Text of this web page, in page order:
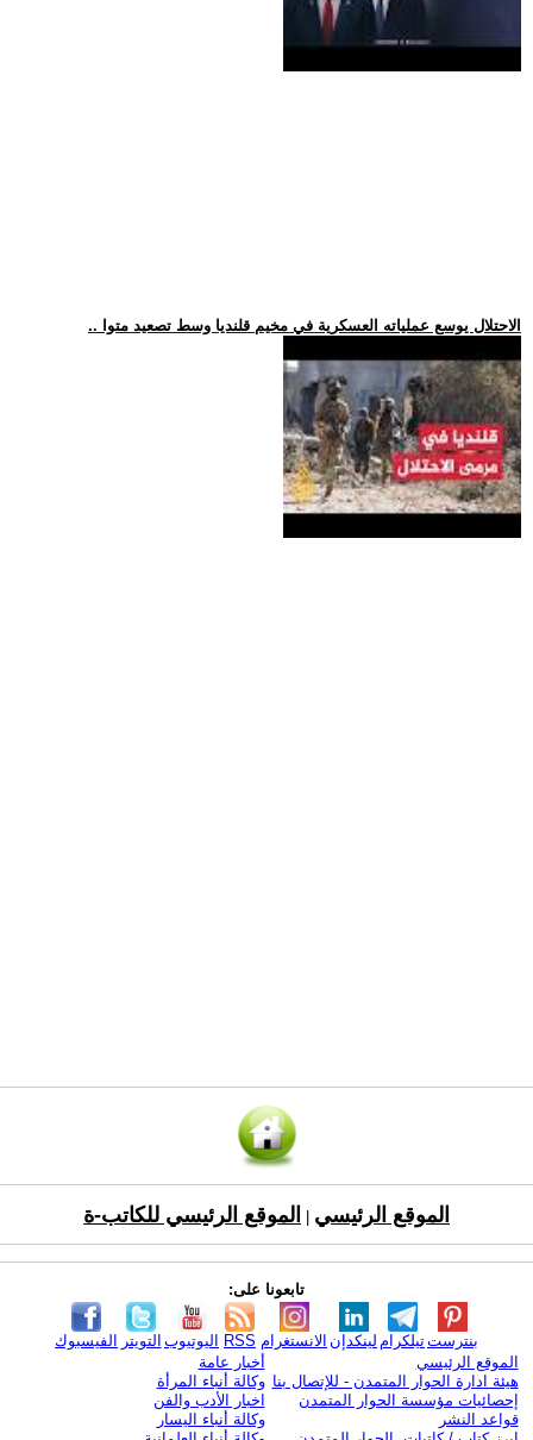
.. الاحتلال يوسع عملياته العسكرية في مخيم قلنديا وسط تصعيد متوا
الموقع الرئيسي الموقع الرئيسي للكاتب-ة
تابعونا على:
الفيسبوك التويتر اليوتيوب RSS الانستغرام لينكدإن تيلكرامبنترست
الموقع الرئيسي
هيئة ادارة الحوار المتمدن - للإتصال بنا
إحصائيات مؤسسة الحوار المتمدن
قواعد النشر
أخبار عامة
وكالة أنباء المرأة
اخبار الأدب والفن
وكالة أنباء اليسار